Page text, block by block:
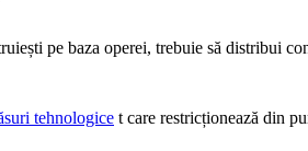
pe baza operei, trebuie să distribui
tehnologice t care restricționează din